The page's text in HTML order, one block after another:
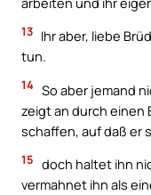
13 Ihr aber, liebe
tun.
14 So aber jemand
zeigt an durch einen
schaffen, auf daß er
15 doch haltet ihn
vermahnet ihn als